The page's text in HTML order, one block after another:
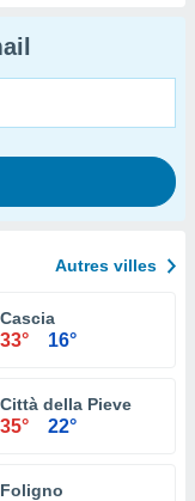
Autres villes
Cascia
33° 16°
Città della Pieve
35° 22°
Foligno